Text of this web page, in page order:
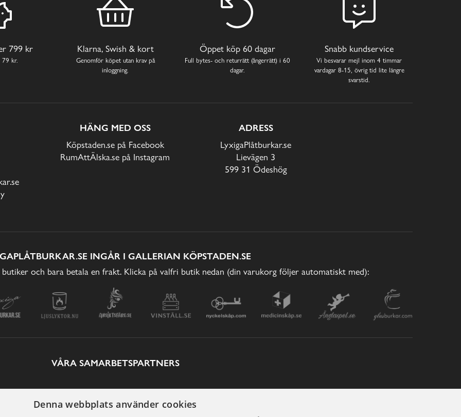
799 kr
79 kr.
Klarna, Swish & kort
Genomför köpet utan krav på
inloggning.
Öppet köp 60 dagar
Full bytes- och returrätt (ångerrätt) i 60
dagar.
Snabb kundservice
Vi besvarar mejl inom 4 timmar
vardagar 8-15, övrig tid lite längre
svarstid.
HÄNG MED OSS
Köpstaden.se på Facebook
RumAttÄlska.se på Instagram
ADRESS
LyxigaPlåtburkar.se
Lievägen 3
599 31 Ödeshög
INGÅR I GALLERIAN KÖPSTADEN.SE
och bara betala en frakt. Klicka på valfri butik nedan (din varukorg följer automatiskt med):
VÅRA SAMARBETSPARTNERS
Denna webbplats använder cookies